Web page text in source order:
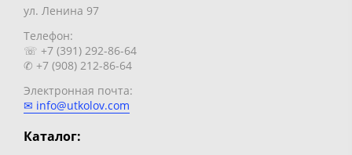
ул. Ленина 97
Телефон:
☏ +7 (391) 292-86-64
✆ +7 (908) 212-86-64
Электронная почта:
✉ info@utkolov.com
Каталог: